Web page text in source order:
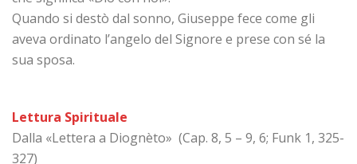
Quando si destò dal sonno, Giuseppe fece come gli
aveva ordinato l’angelo del Signore e prese con sé la
sua sposa.
Lettura Spirituale
Dalla «Lettera a Diognèto» (Cap. 8, 5 – 9, 6; Funk 1, 325-
327)